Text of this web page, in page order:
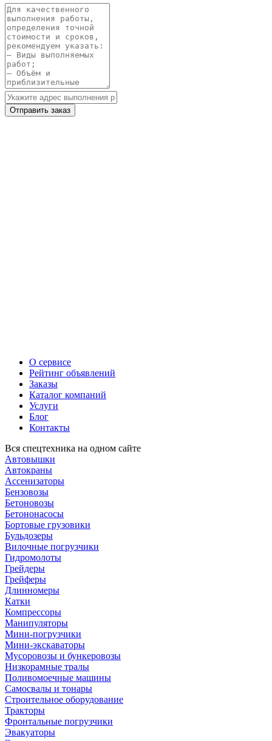
О сервисе
Рейтинг объявлений
Заказы
Каталог компаний
Услуги
Блог
Контакты
Вся спецтехника на одном сайте
Автовышки
Автокраны
Ассенизаторы
Бензовозы
Бетоновозы
Бетононасосы
Бортовые грузовики
Бульдозеры
Вилочные погрузчики
Гидромолоты
Грейдеры
Грейферы
Длинномеры
Катки
Компрессоры
Манипуляторы
Мини-погрузчики
Мини-экскаваторы
Мусоровозы и бункеровозы
Низкорамные тралы
Поливомоечные машины
Самосвалы и тонары
Строительное оборудование
Тракторы
Фронтальные погрузчики
Эвакуаторы